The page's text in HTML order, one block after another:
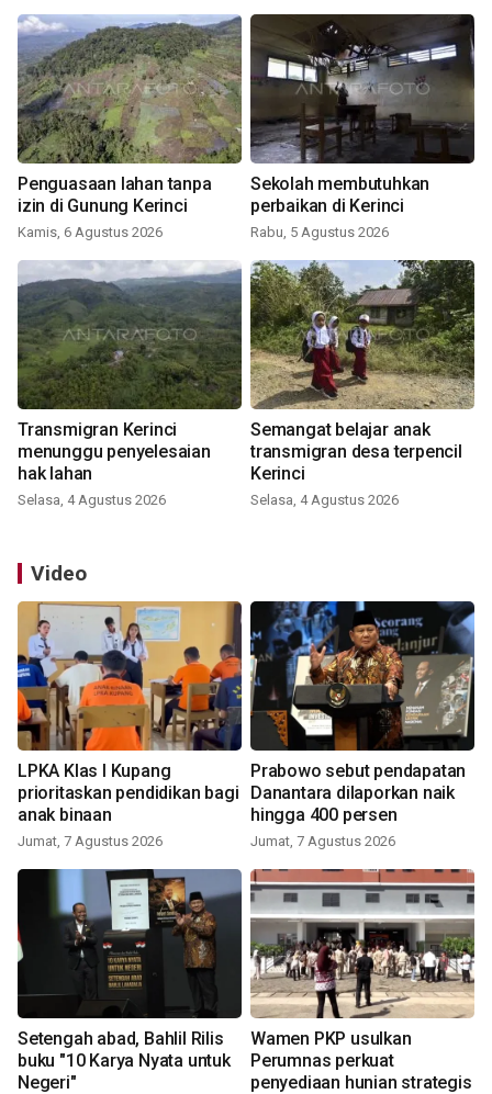
Penguasaan lahan tanpa
izin di Gunung Kerinci
Kamis, 6 Agustus 2026
Sekolah membutuhkan
perbaikan di Kerinci
Rabu, 5 Agustus 2026
Transmigran Kerinci
menunggu penyelesaian
hak lahan
Selasa, 4 Agustus 2026
Semangat belajar anak
transmigran desa terpencil
Kerinci
Selasa, 4 Agustus 2026
Video
LPKA Klas I Kupang
prioritaskan pendidikan bagi
anak binaan
Jumat, 7 Agustus 2026
Prabowo sebut pendapatan
Danantara dilaporkan naik
hingga 400 persen
Jumat, 7 Agustus 2026
Setengah abad, Bahlil Rilis
buku "10 Karya Nyata untuk
Negeri"
Wamen PKP usulkan
Perumnas perkuat
penyediaan hunian strategis